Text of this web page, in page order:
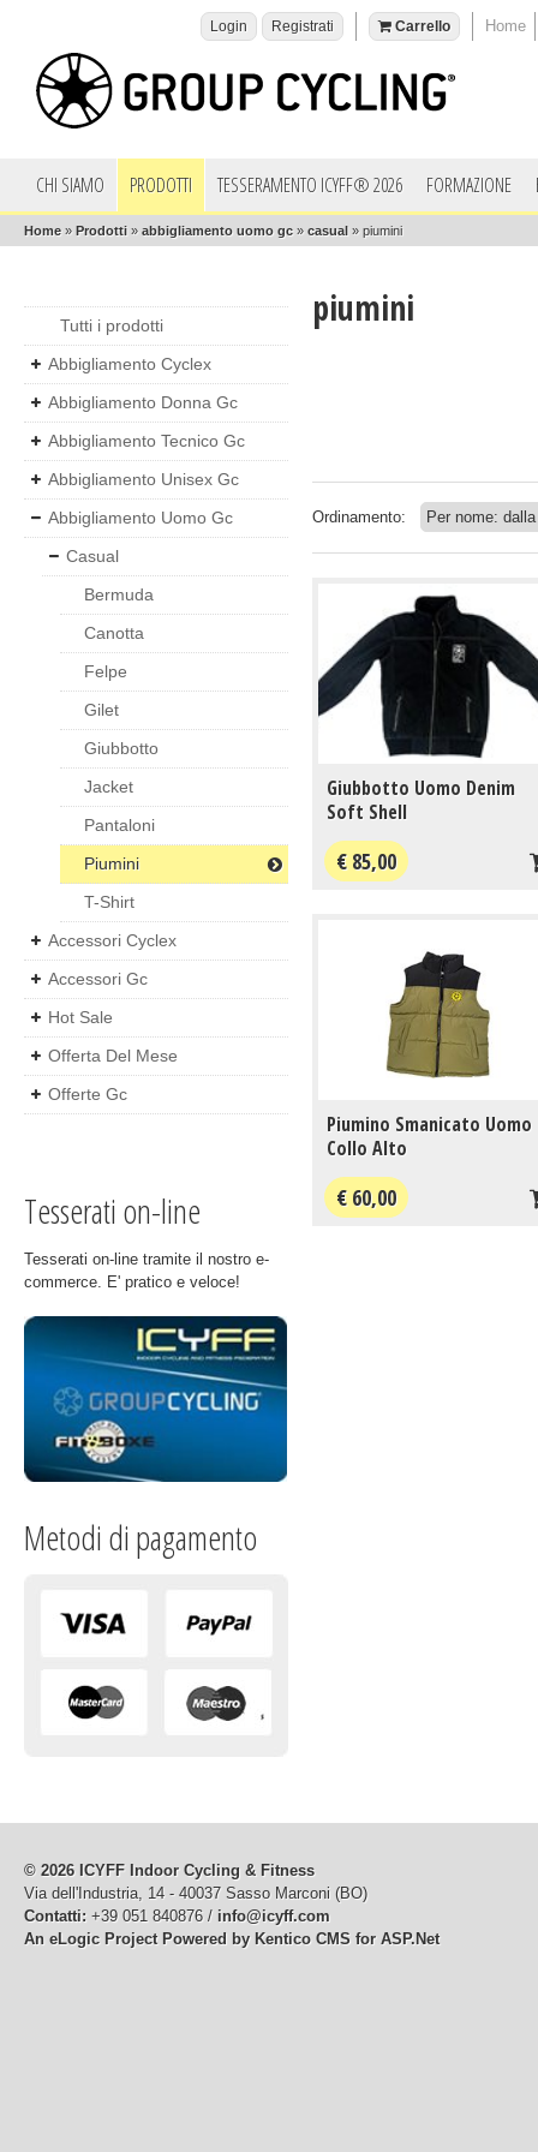
Home
Carrello
Login Registrati
CHI SIAMO PRODOTTI TESSERAMENTO ICYFF® 2026 FORMAZIONE
Home » Prodotti » abbigliamento uomo gc » casual » piumini
Tutti i prodotti
Abbigliamento Cyclex
Abbigliamento Donna Gc
Abbigliamento Tecnico Gc
Abbigliamento Unisex Gc
Abbigliamento Uomo Gc
Casual
Bermuda
Canotta
Felpe
Gilet
Giubbotto
Jacket
Pantaloni
Piumini
T-Shirt
Accessori Cyclex
Accessori Gc
Hot Sale
Offerta Del Mese
Offerte Gc
Tesserati on-line
Tesserati on-line tramite il nostro e-
commerce. E' pratico e veloce!
Metodi di pagamento
piumini
Ordinamento:
Giubbotto Uomo Denim
Soft Shell
€ 85,00
Piumino Smanicato Uomo
Collo Alto
€ 60,00
© 2026 ICYFF Indoor Cycling & Fitness
Via dell'Industria, 14 - 40037 Sasso Marconi (BO)
Contatti: +39 051 840876 / info@icyff.com
An eLogic Project Powered by Kentico CMS for ASP.Net